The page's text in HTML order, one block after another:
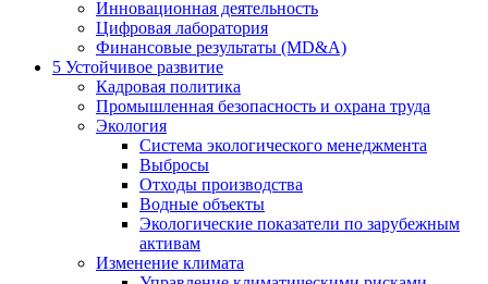
Инновационная деятельность
Цифровая лаборатория
Финансовые результаты (MD&A)
5 Устойчивое развитие
Кадровая политика
Промышленная безопасность и охрана труда
Экология
Система экологического менеджмента
Выбросы
Отходы производства
Водные объекты
Экологические показатели по зарубежным
активам
Изменение климата